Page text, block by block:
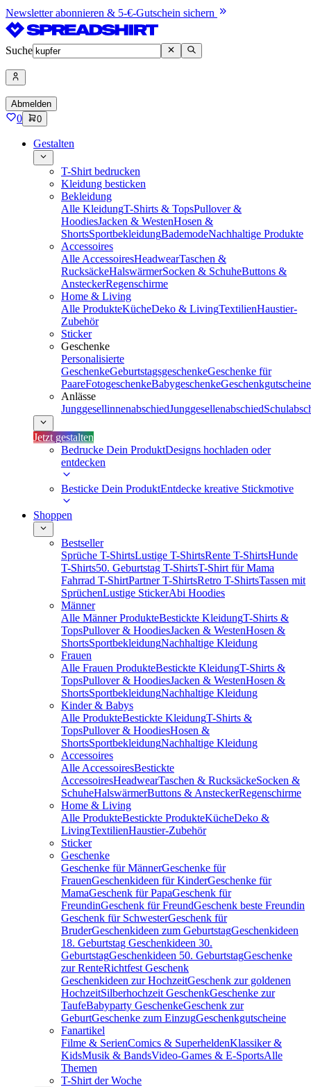
Newsletter abonnieren & 5-€-Gutschein sichern
Suche
Abmelden
0 0
Gestalten
T-Shirt bedrucken
Kleidung besticken
Bekleidung
Alle KleidungT-Shirts & TopsPullover &
HoodiesJacken & WestenHosen &
ShortsSportbekleidungBademodeNachhaltige Produkte
Accessoires
Alle AccessoiresHeadwearTaschen &
RucksäckeHalswärmerSocken & SchuheButtons &
AnsteckerRegenschirme
Home & Living
Alle ProdukteKücheDeko & LivingTextilienHaustier-
Zubehör
Sticker
Geschenke
Personalisierte
GeschenkeGeburtstagsgeschenkeGeschenke für
PaareFotogeschenkeBabygeschenkeGeschenkgutscheine
Anlässe
JunggesellinnenabschiedJunggesellenabschied
Jetzt gestalten
Bedrucke Dein ProduktDesigns hochladen oder
entdecken
Besticke Dein ProduktEntdecke kreative Stickmotive
Shoppen
Bestseller
Sprüche T-ShirtsLustige T-ShirtsRente T-ShirtsHunde
T-Shirts50. Geburtstag T-ShirtsT-Shirt für Mama
Fahrrad T-ShirtPartner T-ShirtsRetro T-ShirtsTassen mit
SprüchenLustige StickerAbi Hoodies
Männer
Alle Männer ProdukteBestickte KleidungT-Shirts &
TopsPullover & HoodiesJacken & WestenHosen &
ShortsSportbekleidungNachhaltige Kleidung
Frauen
Alle Frauen ProdukteBestickte KleidungT-Shirts &
TopsPullover & HoodiesJacken & WestenHosen &
ShortsSportbekleidungNachhaltige Kleidung
Kinder & Babys
Alle ProdukteBestickte KleidungT-Shirts &
TopsPullover & HoodiesHosen &
ShortsSportbekleidungNachhaltige Kleidung
Accessoires
Alle AccessoiresBestickte
AccessoiresHeadwearTaschen & RucksäckeSocken &
SchuheHalswärmerButtons & AnsteckerRegenschirme
Home & Living
Alle ProdukteBestickte ProdukteKücheDeko &
LivingTextilienHaustier-Zubehör
Sticker
Geschenke
Geschenke für MännerGeschenke für
FrauenGeschenkideen für KinderGeschenke für
MamaGeschenk für PapaGeschenk für
FreundinGeschenk für FreundGeschenk beste Freundin
Geschenk für SchwesterGeschenk für
BruderGeschenkideen zum GeburtstagGeschenkideen
18. Geburtstag Geschenkideen 30.
GeburtstagGeschenkideen 50. GeburtstagGeschenke
zur RenteRichtfest Geschenk
Geschenkideen zur HochzeitGeschenk zur goldenen
HochzeitSilberhochzeit GeschenkGeschenke zur
TaufeBabyparty GeschenkeGeschenk zur
GeburtGeschenke zum EinzugGeschenkgutscheine
Fanartikel
Filme & SerienComics & SuperheldenKlassiker &
KidsMusik & BandsVideo-Games & E-SportsAlle
Themen
T-Shirt der Woche